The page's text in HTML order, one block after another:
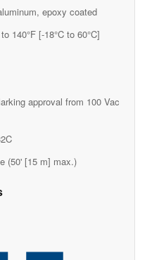
epoxy coated
140°F [-18°C to 60°C]
approval from 100 Vac
(50' [15 m] max.)